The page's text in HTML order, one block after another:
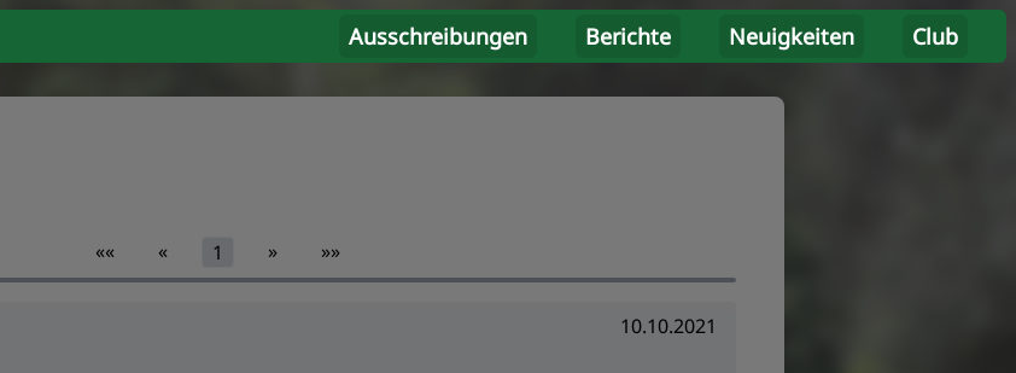
Ausschreibungen Berichte Neuigkeiten Club
«« « 1 » »»
10.10.2021